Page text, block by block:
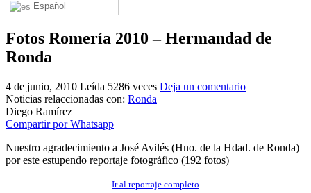
Español
Fotos Romería 2010 – Hermandad de
Ronda
4 de junio, 2010 Leída 5286 veces Deja un comentario
Noticias relaccionadas con: Ronda
Diego Ramírez
Compartir por Whatsapp
Nuestro agradecimiento a José Avilés (Hno. de la Hdad. de Ronda)
por este estupendo reportaje fotográfico (192 fotos)
Ir al reportaje completo
¿Cuales son los actos principales que se celebran en el
Quiero hacer el camino,¿que tengo que hacer?